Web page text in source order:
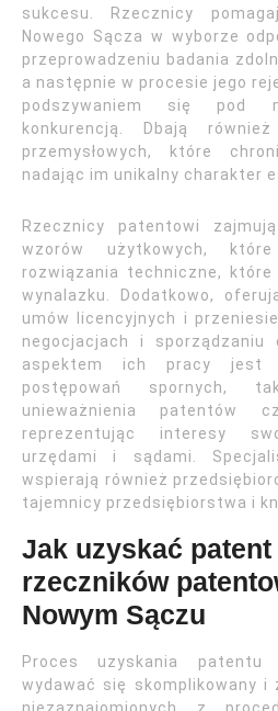
sukcesu. Rzecznicy
Nowego Sącza w wyborze
przeprowadzeniu badania
a następnie w procesie jego
podszywaniem się pod
konkurencją. Dbają
przemysłowych, które
nadając im unikalny charakter
Rzecznicy patentowi
wzorów użytkowych,
rozwiązania techniczne, które
wynalazku. Dodatkowo,
umów licencyjnych i
negocjacjach i sporządzaniu
aspektem ich pracy jest
postępowań spornych,
unieważnienia patentów
reprezentując interesy
urzędami i sądami.
wspierają również
tajemnicy przedsiębiorstwa i
Jak uzyskać
rzeczników
Nowym Sączu
Proces uzyskania
wydawać się skomplikowany i